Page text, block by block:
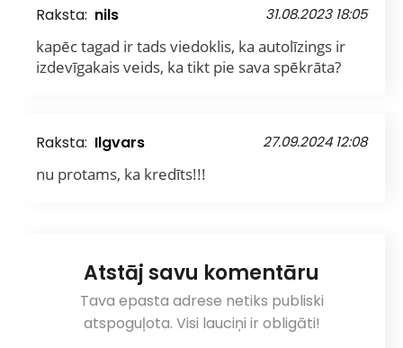
Raksta: nils 31.08.2023 18:05
kapēc tagad ir tads viedoklis, ka autolīzings ir
izdevīgakais veids, ka tikt pie sava spēkrāta?
Raksta: Ilgvars 27.09.2024 12:08
nu protams, ka kredīts!!!
Atstāj savu komentāru
Tava epasta adrese netiks publiski
atspoguļota. Visi lauciņi ir obligāti!